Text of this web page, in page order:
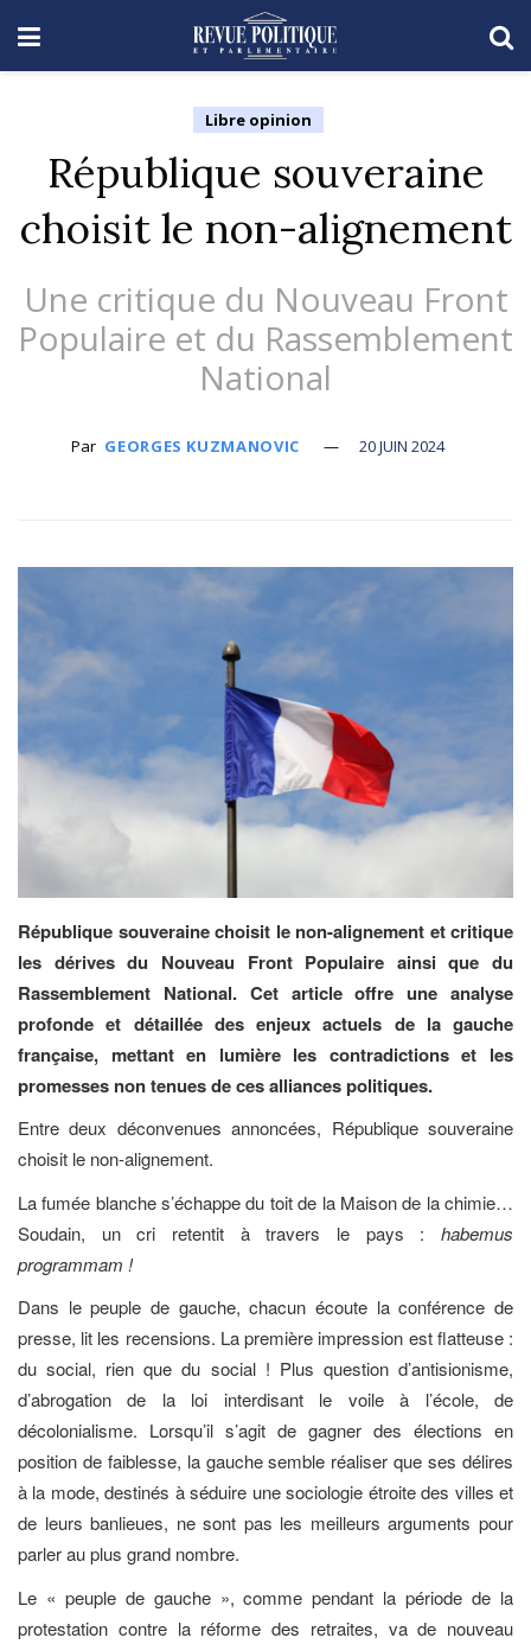
Libre opinion
République souveraine
choisit le non-alignement
Une critique du Nouveau Front
Populaire et du Rassemblement
National
Par GEORGES KUZMANOVIC 20 JUIN 2024
République souveraine choisit le non-alignement et critique
les dérives du Nouveau Front Populaire ainsi que du
Rassemblement National. Cet article offre une analyse
profonde et détaillée des enjeux actuels de la gauche
française, mettant en lumière les contradictions et les
promesses non tenues de ces alliances politiques.
Entre deux déconvenues annoncées, République souveraine
choisit le non-alignement.
La fumée blanche s’échappe du toit de la Maison de la chimie…
Soudain, un cri retentit à travers le pays : habemus
programmam !
Dans le peuple de gauche, chacun écoute la conférence de
presse, lit les recensions. La première impression est flatteuse :
du social, rien que du social ! Plus question d’antisionisme,
d’abrogation de la loi interdisant le voile à l’école, de
décolonialisme. Lorsqu’il s’agit de gagner des élections en
position de faiblesse, la gauche semble réaliser que ses délires
à la mode, destinés à séduire une sociologie étroite des villes et
de leurs banlieues, ne sont pas les meilleurs arguments pour
parler au plus grand nombre.
Le « peuple de gauche », comme pendant la période de la
protestation contre la réforme des retraites, va de nouveau